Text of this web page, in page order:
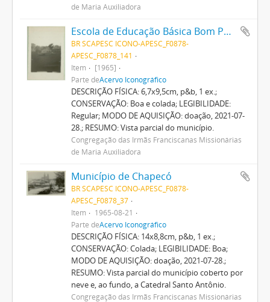
de Maria Auxiliadora
Escola de Educação Básica Bom Pastor
BR SCAPESC ICONO-APESC_F0878-
APESC_F0878_141
Item
[1965]
Parte deAcervo Iconográfico
DESCRIÇÃO FÍSICA: 6,7x9,5cm, p&b, 1 ex.;
CONSERVAÇÃO: Boa e colada; LEGIBILIDADE:
Regular; MODO DE AQUISIÇÃO: doação, 2021-07-
28.; RESUMO: Vista parcial do município.
Congregação das Irmãs Franciscanas Missionárias
de Maria Auxiliadora
Município de Chapecó
BR SCAPESC ICONO-APESC_F0878-
APESC_F0878_37
Item
1965-08-21
Parte deAcervo Iconográfico
DESCRIÇÃO FÍSICA: 14x8,8cm, p&b, 1 ex.;
CONSERVAÇÃO: Colada; LEGIBILIDADE: Boa;
MODO DE AQUISIÇÃO: doação, 2021-07-28.;
RESUMO: Vista parcial do município coberto por
neve e, ao fundo, a Catedral Santo Antônio.
Congregação das Irmãs Franciscanas Missionárias